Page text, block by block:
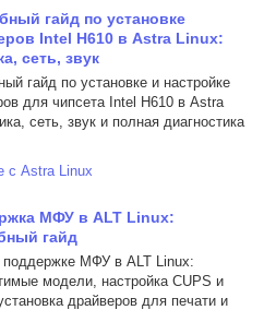
гайд по установке
Intel H610 в Astra Linux:
сеть, звук
гайд по установке и настройке
для чипсета Intel H610 в Astra
сеть, звук и полная диагностика
с Astra Linux
МФУ в ALT Linux:
гайд
поддержке МФУ в ALT Linux:
модели, настройка CUPS и
драйверов для печати и